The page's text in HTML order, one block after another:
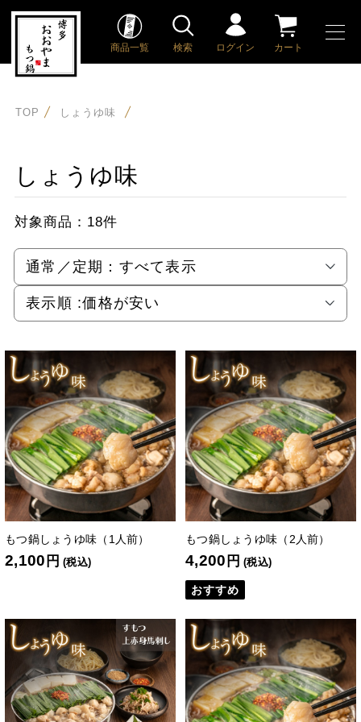
商品一覧 検索 ログイン カート
TOP しょうゆ味
しょうゆ味
対象商品： 18件
通常／定期： すべて表示
表示順 :価格が安い
もつ鍋しょうゆ味（1人前）
2,100 円 (税込)
もつ鍋しょうゆ味（2人前）
4,200 円 (税込)
おすすめ